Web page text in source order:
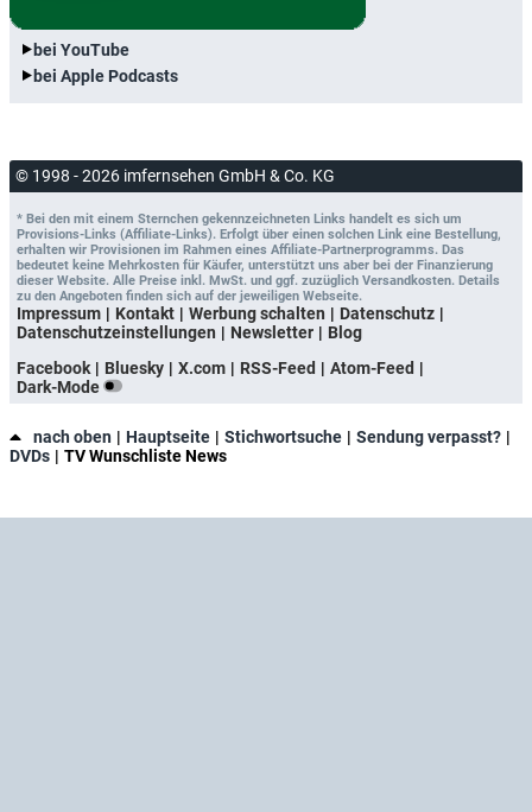
bei YouTube
bei Apple Podcasts
© 1998 - 2026 imfernsehen GmbH & Co. KG
* Bei den mit einem Sternchen gekennzeichneten Links handelt es sich um
Provisions-Links (Affiliate-Links). Erfolgt über einen solchen Link eine Bestellung,
erhalten wir Provisionen im Rahmen eines Affiliate-Partnerprogramms. Das
bedeutet keine Mehrkosten für Käufer, unterstützt uns aber bei der Finanzierung
dieser Website. Alle Preise inkl. MwSt. und ggf. zuzüglich Versandkosten. Details
zu den Angeboten finden sich auf der jeweiligen Webseite.
Impressum Kontakt Werbung schalten
Datenschutz
Datenschutzeinstellungen
Newsletter
Blog
Facebook
Bluesky X.com RSS-Feed
Atom-Feed
Dark-Mode
nach oben Hauptseite Stichwortsuche
Sendung verpasst?
DVDs
TV Wunschliste News